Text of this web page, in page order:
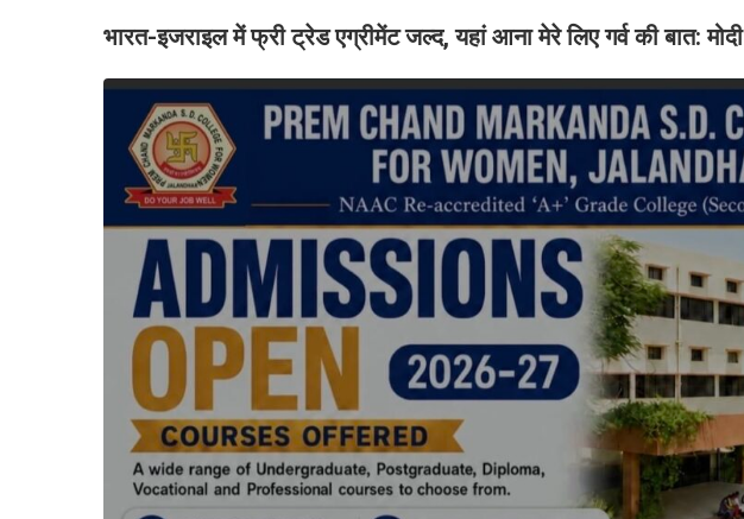
भारत-इजराइल में फ्री ट्रेड एग्रीमेंट जल्द, यहां आना मेरे लिए गर्व की बात: मोदी